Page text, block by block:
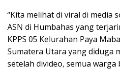
“Kita melihat di viral di media
ASN di Humbahas yang
KPPS 05 Kelurahan Paya
Sumatera Utara yang diduga
setelah divideo, semua warga